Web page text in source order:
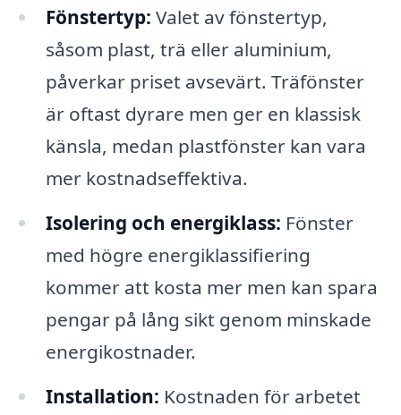
Fönstertyp: Valet av fönstertyp,
såsom plast, trä eller aluminium,
påverkar priset avsevärt. Träfönster
är oftast dyrare men ger en klassisk
känsla, medan plastfönster kan vara
mer kostnadseffektiva.
Isolering och energiklass: Fönster
med högre energiklassifiering
kommer att kosta mer men kan spara
pengar på lång sikt genom minskade
energikostnader.
Installation: Kostnaden för arbetet